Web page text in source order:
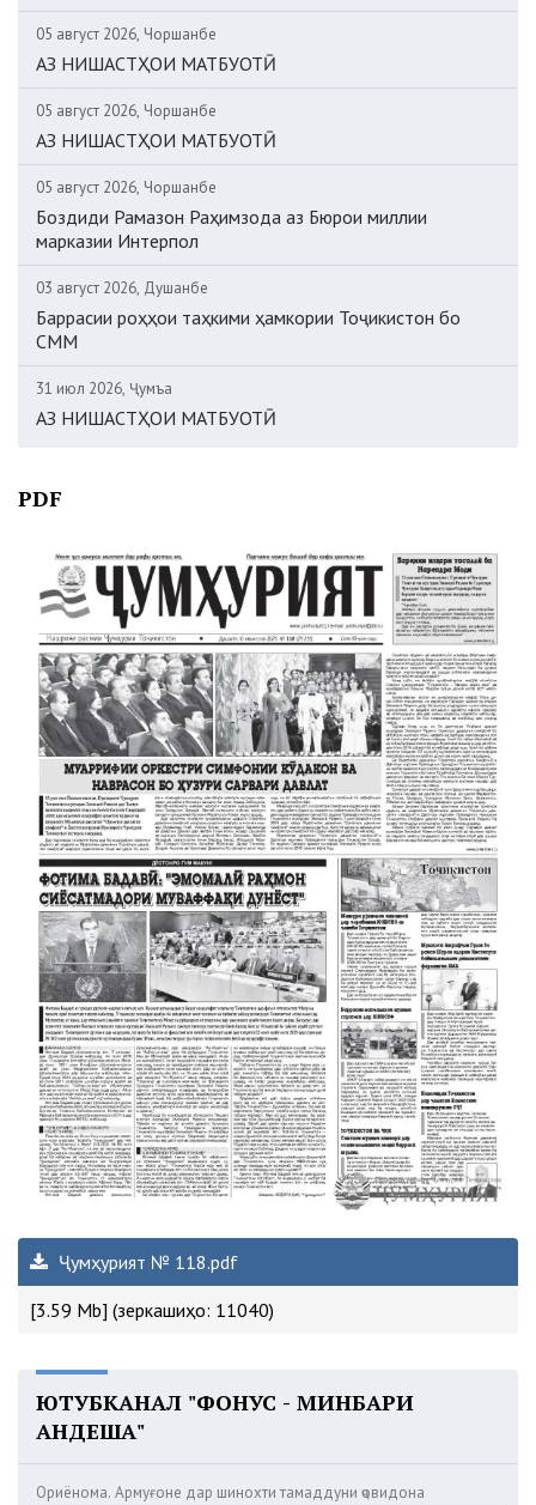
05 август 2026, Чоршанбе
АЗ НИШАСТҲОИ МАТБУОТӢ
05 август 2026, Чоршанбе
АЗ НИШАСТҲОИ МАТБУОТӢ
05 август 2026, Чоршанбе
Боздиди Рамазон Раҳимзода аз Бюрои миллии
марказии Интерпол
03 август 2026, Душанбе
Баррасии роҳҳои таҳкими ҳамкории Тоҷикистон бо
СММ
31 июл 2026, Ҷумъа
АЗ НИШАСТҲОИ МАТБУОТӢ
PDF
Ҷумҳурият № 118.pdf
[3.59 Mb] (зеркашиҳо: 11040)
ЮТУБКАНАЛ "ФОНУС - МИНБАРИ
АНДЕША"
Ориёнома. Армуғоне дар шинохти тамаддуни ҷовидона